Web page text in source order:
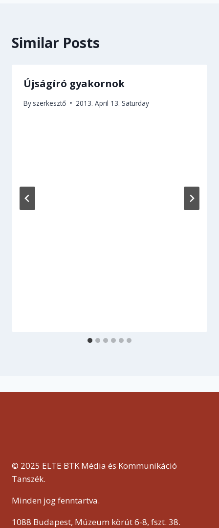
Similar Posts
Újságíró gyakornok
By szerkesztő 2013. April 13. Saturday
© 2025 ELTE BTK Média és Kommunikáció
Tanszék.
Minden jog fenntartva.
1088 Budapest, Múzeum körút 6-8, fszt. 38.